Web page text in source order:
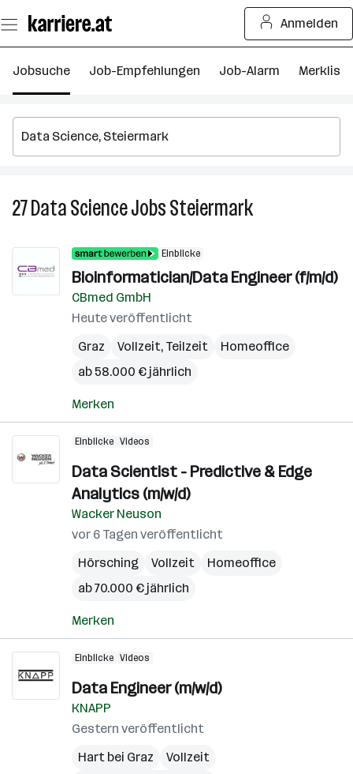
Seiteninhalt
springen
Anmelden
Jobsuche Job-Empfehlungen Job-Alarm Merkliste
27Data ScienceJobsSteiermark27
in
Einblicke
Bioinformatician/Data Engineer (f/m/d)
CBmed GmbH
Heute veröffentlicht
Graz
Vollzeit, Teilzeit
Homeoffice
ab 58.000 € jährlich
Merken
Einblicke Videos
Data Scientist - Predictive & Edge
Analytics (m/w/d)
Wacker Neuson
vor 6 Tagen veröffentlicht
Hörsching
Vollzeit
Homeoffice
ab 70.000 € jährlich
Merken
Einblicke Videos
Data Engineer (m/w/d)
KNAPP
Gestern veröffentlicht
Hart bei Graz
Vollzeit